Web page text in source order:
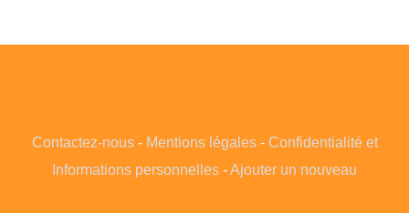
Contactez-nous- Mentions légales- Confidentialité et
Informations personnelles -Ajouter un nouveau